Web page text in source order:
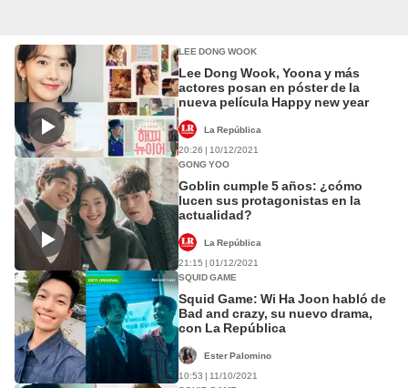
LEE DONG WOOK
Lee Dong Wook, Yoona y más
actores posan en póster de la
nueva película Happy new year
La República
20:26 | 10/12/2021
GONG YOO
Goblin cumple 5 años: ¿cómo
lucen sus protagonistas en la
actualidad?
La República
21:15 | 01/12/2021
SQUID GAME
Squid Game: Wi Ha Joon habló de
Bad and crazy, su nuevo drama,
con La República
Ester Palomino
10:53 | 11/10/2021